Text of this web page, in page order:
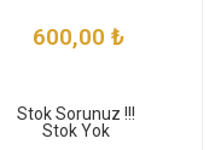
600,00 ₺
Stok Sorunuz !!!
Stok Yok